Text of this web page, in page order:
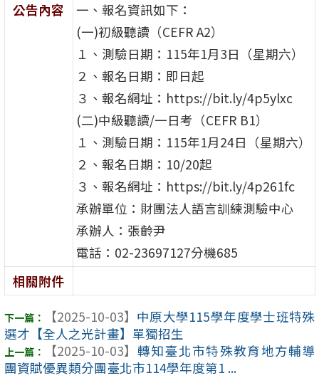
公告內容
一、報名資訊如下：
(一)初級聽讀（CEFR A2）
１、測驗日期：115年1月3日（星期六）
２、報名日期：即日起
３、報名網址：https://bit.ly/4p5ylxc
(二)中級聽讀/一日考（CEFR B1）
１、測驗日期：115年1月24日（星期六）
２、報名日期：10/20起
３、報名網址：https://bit.ly/4p261fc
承辦單位：財團法人語言訓練測驗中心
承辦人：張齡尹
電話：02-23697127分機685
相關附件
【2025-10-03】 中原大學115學年度學士班特殊
選才【全人之光計畫】單獨招生
【2025-10-03】 轉知臺北市特殊教育地方輔導
團資賦優異類分團臺北市114學年度第1 ...